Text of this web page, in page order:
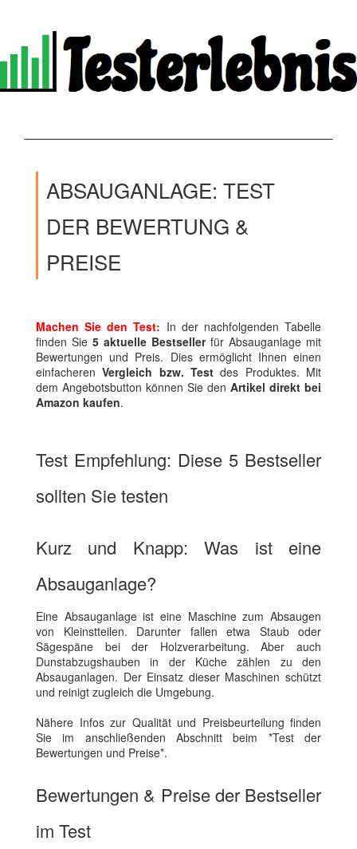
ABSAUGANLAGE: TEST
DER BEWERTUNG &
PREISE
Machen Sie den Test: In der nachfolgenden Tabelle
finden Sie 5 aktuelle Bestsellerfür Absauganlage mit
Bewertungen und Preis. Dies ermöglicht Ihnen einen
einfacherenVergleich bzw. Test des Produktes. Mit
dem Angebotsbutton können Sie den Artikel direkt bei
Amazon kaufen.
Test Empfehlung: Diese 5 Bestseller
sollten Sie testen
Kurz und Knapp: Was ist eine
Absauganlage?
Eine Absauganlage ist eine Maschine zum Absaugen
von Kleinstteilen. Darunter fallen etwa Staub oder
Sägespäne bei der Holzverarbeitung. Aber auch
Dunstabzugshauben in der Küche zählen zu den
Absauganlagen. Der Einsatz dieser Maschinen schützt
und reinigt zugleich die Umgebung.
Nähere Infos zur Qualität und Preisbeurteilung finden
Sie im anschließenden Abschnitt beim *Test der
Bewertungen und Preise*.
Bewertungen & Preise der Bestseller
im Test